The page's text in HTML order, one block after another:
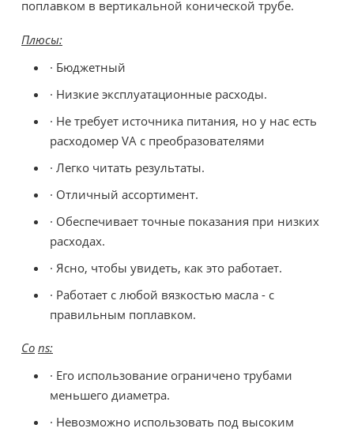
поплавком в вертикальной конической трубе.
Плюсы:
· Бюджетный
· Низкие эксплуатационные расходы.
· Не требует источника питания, но у нас есть
расходомер VA с преобразователями
· Легко читать результаты.
· Отличный ассортимент.
· Обеспечивает точные показания при низких
расходах.
· Ясно, чтобы увидеть, как это работает.
· Работает с любой вязкостью масла - с
правильным поплавком.
Co ns:
· Его использование ограничено трубами
меньшего диаметра.
· Невозможно использовать под высоким